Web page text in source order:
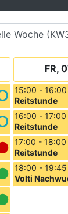
FR,
15:00 - 16:00
Reitstunde
16:00 - 17:00
Reitstunde
17:00 - 18:00
Reitstunde
18:00 - 19:45
Volti